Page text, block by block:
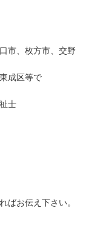
市、枚方市、交野
成区等で
士
ばお伝え下さい。